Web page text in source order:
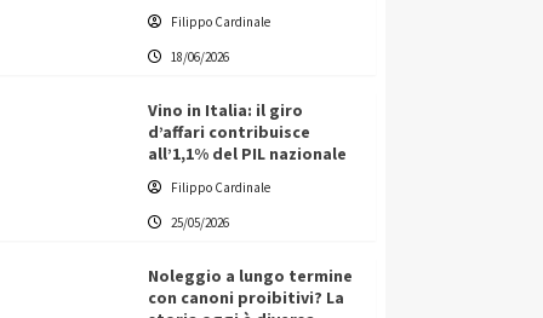
Filippo Cardinale
18/06/2026
Vino in Italia: il giro
d’affari contribuisce
all’1,1% del PIL nazionale
Filippo Cardinale
25/05/2026
Noleggio a lungo termine
con canoni proibitivi? La